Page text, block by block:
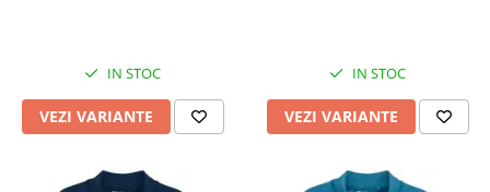
IN STOC
VEZI VARIANTE
IN STOC
VEZI VARIANTE